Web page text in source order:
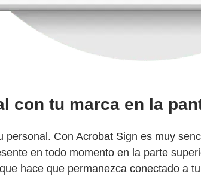
con tu marca en la
personal. Con Acrobat Sign es muy
en todo momento en la parte
hace que permanezca conectado a